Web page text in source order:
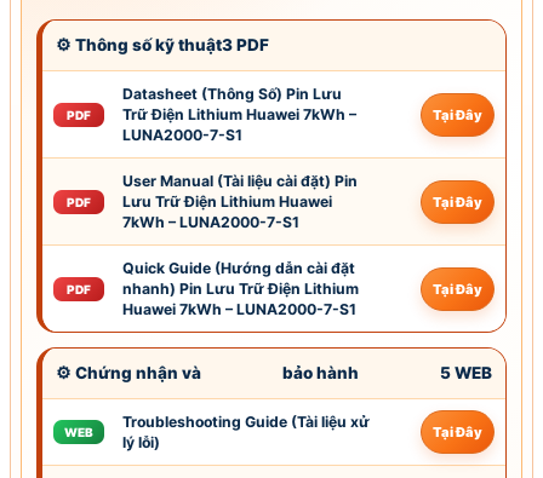
⚙ Thông số kỹ thuật3 PDF
PDF
Datasheet (Thông Số) Pin Lưu
Trữ Điện Lithium Huawei 7kWh –
LUNA2000-7-S1
Tại Đây
PDF
User Manual (Tài liệu cài đặt) Pin
Lưu Trữ Điện Lithium Huawei
7kWh – LUNA2000-7-S1
Tại Đây
PDF
Quick Guide (Hướng dẫn cài đặt
nhanh) Pin Lưu Trữ Điện Lithium
Huawei 7kWh – LUNA2000-7-S1
Tại Đây
⚙ Chứng nhận và bảo hành 5 WEB
WEB
Troubleshooting Guide (Tài liệu xử
lý lỗi)
Tại Đây